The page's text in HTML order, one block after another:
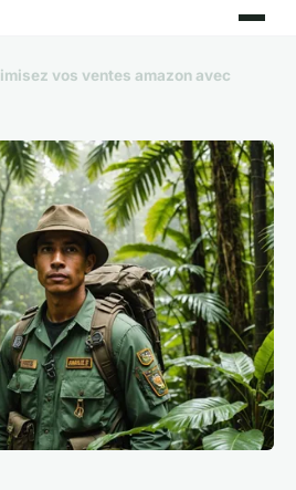
vos ventes amazon avec